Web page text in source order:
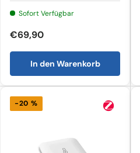
Sofort Verfügbar
€69,90
In den Warenkorb
-20 %